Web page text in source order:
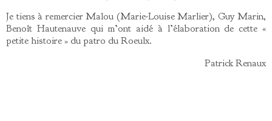
Je tiens à remercier Malou (Marie-Louise Marlier), Guy Marin,
Benoît Hautenauve qui m’ont aidé à l’élaboration de cette «
petite histoire » du patro du Roeulx.
Patrick Renaux